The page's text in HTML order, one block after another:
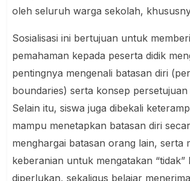
oleh seluruh warga sekolah,
Sosialisasi ini bertujuan untuk
pemahaman kepada peserta didik
pentingnya mengenali batasan diri
boundaries) serta konsep
Selain itu, siswa juga dibekali
mampu menetapkan batasan diri
menghargai batasan orang lain, serta
keberanian untuk mengatakan “tidak”
diperlukan, sekaligus belajar